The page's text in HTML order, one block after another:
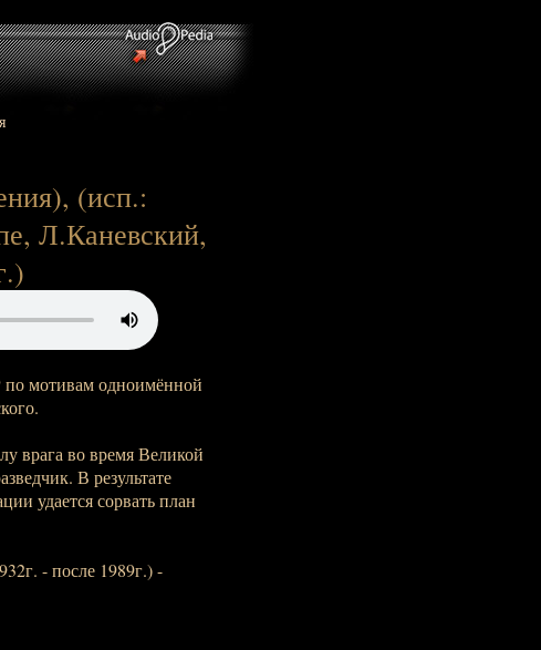
(исп.:
Л.Каневский,
мотивам одноимённой
врага во время Великой
В результате
удается сорвать план
- после 1989г.) -